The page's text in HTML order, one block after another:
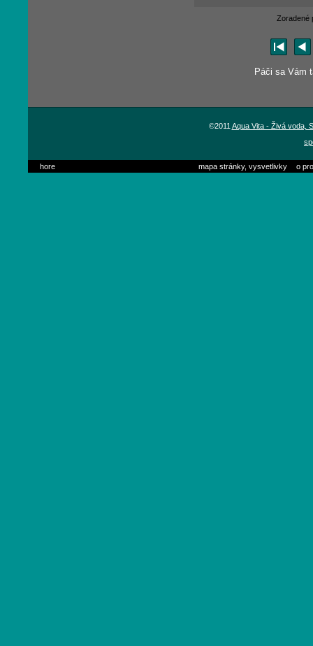
Zoradené
Páči sa Vám
©2011 Aqua Vita - Živá voda,
hore mapa stránky, vysvetlivky o